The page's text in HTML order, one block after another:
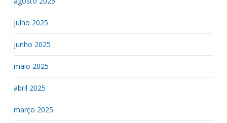
julho 2025
junho 2025
maio 2025
abril 2025
março 2025